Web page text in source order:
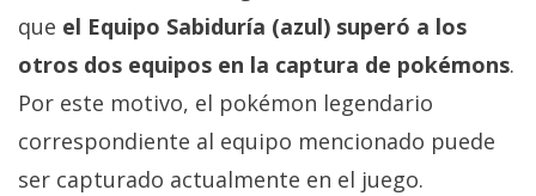
nosotros
/
Publicidad
/
Cambiar
opciones
que el Equipo Sabiduría (azul) superó a los
otros dos equipos en la captura de pokémons.
Por este motivo, el pokémon legendario
correspondiente al equipo mencionado puede
ser capturado actualmente en el juego.